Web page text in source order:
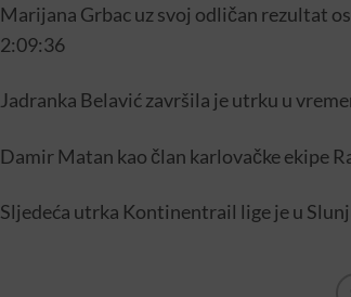
Marijana Grbac uz svoj odličan rezultat
2:09:36
Jadranka Belavić završila je utrku u
Damir Matan kao član karlovačke ekipe
Sljedeća utrka Kontinentrail lige je u